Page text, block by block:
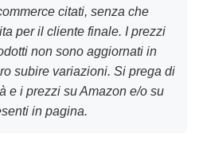
citati, senza che
per il cliente finale. I prezzi
non sono aggiornati in
subire variazioni. Si prega di
e i prezzi su Amazon e/o su
in pagina.